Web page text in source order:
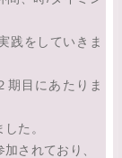
践をしていきま
期目にあたりま
た。
されており、